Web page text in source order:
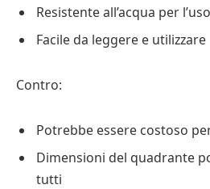
Resistente all’acqua per
Facile da leggere e utilizzare
Contro:
Potrebbe essere costoso
Dimensioni del quadrante
tutti